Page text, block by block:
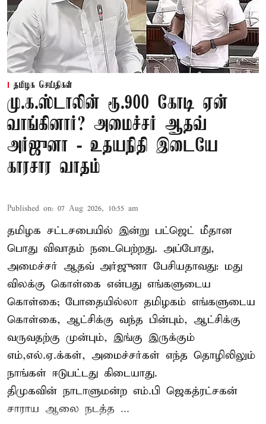
தமிழக செய்திகள்
மு.க.ஸ்டாலின் ரூ.900 கோடி ஏன்
வாங்கினார்? அமைச்சர் ஆதவ்
அர்ஜுனா - உதயநிதி இடையே
காரசார வாதம்
Published on: 07 Aug 2026, 10:55 am
தமிழக சட்டசபையில் இன்று பட்ஜெட் மீதான
பொது விவாதம் நடைபெற்றது. அப்போது,
அமைச்சர் ஆதவ் அர்ஜுனா பேசியதாவது: மது
விலக்கு கொள்கை என்பது எங்களுடைய
கொள்கை; போதையில்லா தமிழகம் எங்களுடைய
கொள்கை, ஆட்சிக்கு வந்த பின்பும், ஆட்சிக்கு
வருவதற்கு முன்பும், இங்கு இருக்கும்
எம்,எல்.ஏ.க்கள், அமைச்சர்கள் எந்த தொழிலிலும்
நாங்கள் ஈடுபட்டது கிடையாது.
திமுகவின் நாடாளுமன்ற எம்.பி ஜெகத்ரட்சகன்
சாராய ஆலை நடத்த ...